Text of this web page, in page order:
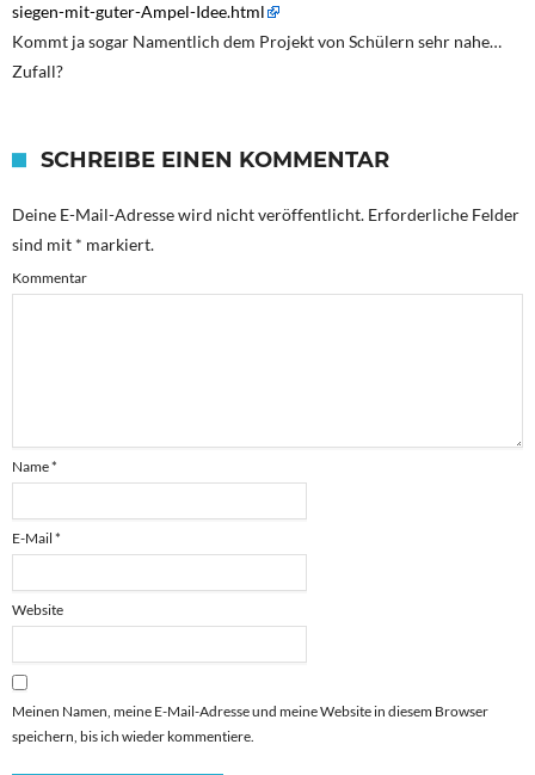
siegen-mit-guter-Ampel-Idee.html
Kommt ja sogar Namentlich dem Projekt von Schülern sehr nahe…
Zufall?
SCHREIBE EINEN KOMMENTAR
Deine E-Mail-Adresse wird nicht veröffentlicht. Erforderliche Felder
sind mit * markiert.
Kommentar
Name*
E-Mail *
Website
Meinen Namen, meine E-Mail-Adresse und meine Website in diesem Browser
speichern, bis ich wieder kommentiere.